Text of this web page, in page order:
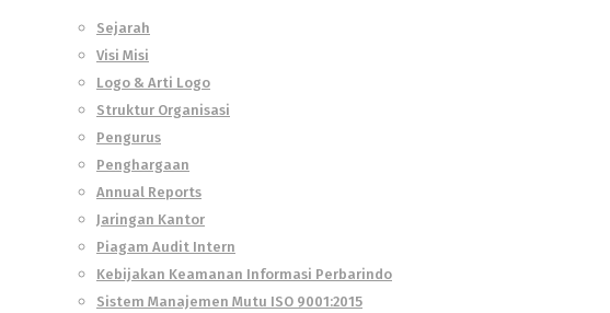
Sejarah
Visi Misi
Logo & Arti Logo
Struktur Organisasi
Pengurus
Penghargaan
Annual Reports
Jaringan Kantor
Piagam Audit Intern
Kebijakan Keamanan Informasi Perbarindo
Sistem Manajemen Mutu ISO 9001:2015